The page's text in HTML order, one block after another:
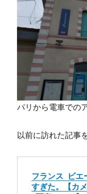
パリから電車での
以前に訪れた記事
フランス ビエ
すぎた。【カ